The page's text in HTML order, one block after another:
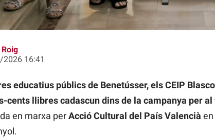
16:41
educatius públics de Benetússer, els CEIP
cents llibres cadascun dins de la campanya per
en marxa perAcció Cultural del País Valencià